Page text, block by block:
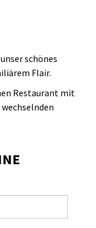
schönes
Flair.
Restaurant mit